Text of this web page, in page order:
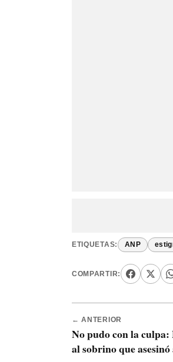
ETIQUETAS: ANP
COMPARTIR:
← ANTERIOR
No pudo con la
al sobrino que